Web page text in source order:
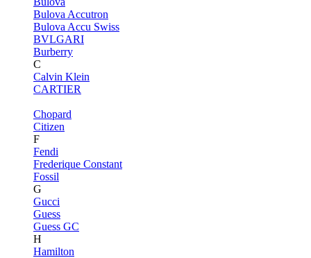
Bulova Accutron
Bulova Accu Swiss
BVLGARI
Burberry
C
Calvin Klein
CARTIER
Chopard
Citizen
F
Fendi
Frederique Constant
Fossil
G
Gucci
Guess
Guess GC
H
Hamilton